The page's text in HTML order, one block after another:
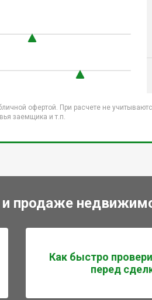
офертой. При расчете не
заемщика и т.п.
продаже
Как быстро
перед